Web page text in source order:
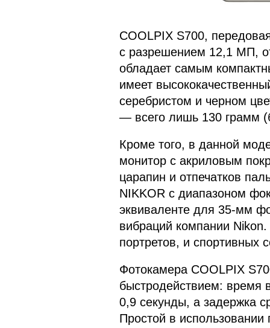
COOLPIX S700,
с разрешением 12,1 МП,
обладает самым
имеет
серебристом и черном
— всего лишь 130 грамм
Кроме того, в данной
монитор с акриловым
царапин и отпечатков
NIKKOR с диапазоном
эквиваленте для 35-мм
вибраций компании
портретов, и спортивных
Фотокамера COOLPIX
быстродействием: время
0,9 секунды, а задержка
Простой в использовании